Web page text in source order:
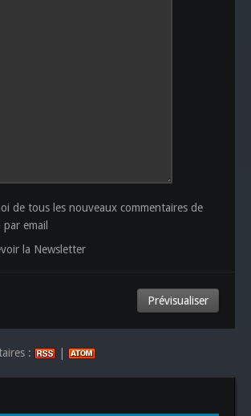
de tous les nouveaux commentaires de
email
la Newsletter
: |